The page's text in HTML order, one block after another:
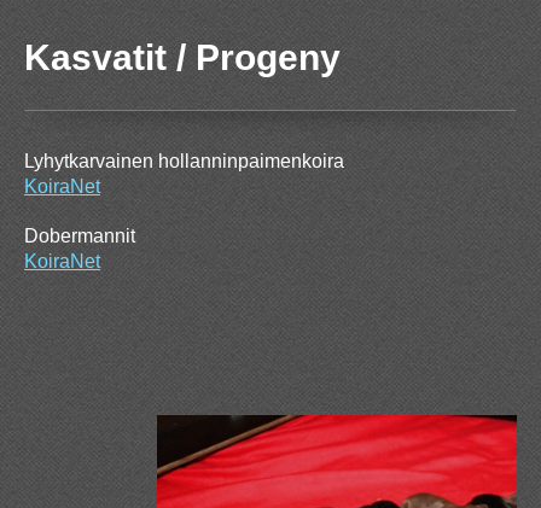
Kasvatit / Progeny
Lyhytkarvainen hollanninpaimenkoira
KoiraNet
Dobermannit
KoiraNet